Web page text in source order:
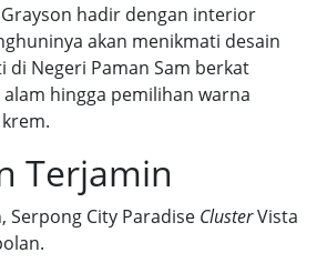
hadir dengan interior
akan menikmati desain
di Negeri Paman Sam berkat
hingga pemilihan warna
Terjamin
Serpong City Paradise ClusterVista